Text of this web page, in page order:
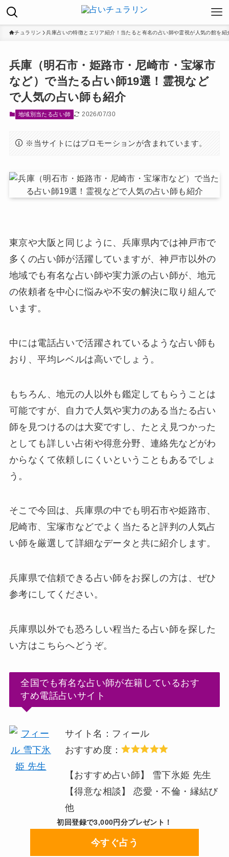
チュラリン 兵庫占いの特徴とエリア紹介！当たると有名の占い師や霊視が人気の館を紹
兵庫（明石市・姫路市・尼崎市・宝塚市
など）で当たる占い師19選！霊視など
で人気の占い師も紹介
地域別当たる占い師 2026/07/30
※当サイトにはプロモーションが含まれています。
東京や大阪と同じように、兵庫県内では神戸市で
多くの占い師が活躍していますが、神戸市以外の
地域でも有名な占い師や実力派の占い師が、地元
の依頼者を中心に悩みや不安の解決に取り組んで
います。
中には電話占いで活躍されているような占い師も
おり、平均レベルは高いでしょう。
もちろん、地元の人以外も鑑定してもらうことは
可能ですが、自力で人気や実力のある当たる占い
師を見つけるのは大変ですし、たとえ見つかった
としても詳しい占術や得意分野、連絡先などがわ
からなくて依頼しにくいということもあるでしょ
う。
そこで今回は、 兵庫県の中でも明石市や姫路市、
尼崎市、宝塚市などでよく当たると評判の人気占
い師を厳選して詳細なデータと共に紹介します。
兵庫県で信頼できる占い師をお探しの方は、ぜひ
参考にしてください。
兵庫県以外でも恐ろしい程当たる占い師を探した
い方はこちらへどうぞ。
全国でも有名な占い師が在籍しているおす
すめ電話占いサイト
サイト名：フィール
おすすめ度：
【おすすめ占い師】 雪下氷姫 先生
【得意な相談】 恋愛・不倫・縁結び
他
初回登録で3,000円分プレゼント！
今すぐ占う